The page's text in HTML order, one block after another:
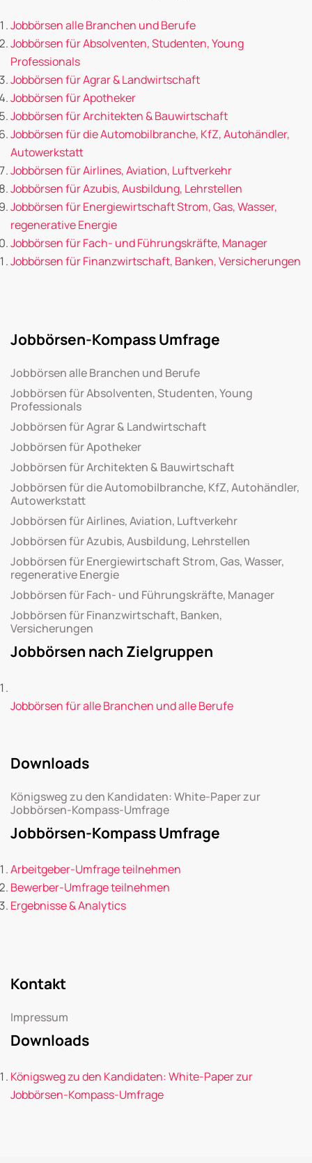
Jobbörsen alle Branchen und Berufe
Jobbörsen für Absolventen, Studenten, Young
Professionals
Jobbörsen für Agrar & Landwirtschaft
Jobbörsen für Apotheker
Jobbörsen für Architekten & Bauwirtschaft
Jobbörsen für die Automobilbranche, KfZ, Autohändler,
Autowerkstatt
Jobbörsen für Airlines, Aviation, Luftverkehr
Jobbörsen für Azubis, Ausbildung, Lehrstellen
Jobbörsen für Energiewirtschaft Strom, Gas, Wasser,
regenerative Energie
Jobbörsen für Fach- und Führungskräfte, Manager
Jobbörsen für Finanzwirtschaft, Banken, Versicherungen
Jobbörsen-Kompass Umfrage
Jobbörsen alle Branchen und Berufe
Jobbörsen für Absolventen, Studenten, Young
Professionals
Jobbörsen für Agrar & Landwirtschaft
Jobbörsen für Apotheker
Jobbörsen für Architekten & Bauwirtschaft
Jobbörsen für die Automobilbranche, KfZ, Autohändler,
Autowerkstatt
Jobbörsen für Airlines, Aviation, Luftverkehr
Jobbörsen für Azubis, Ausbildung, Lehrstellen
Jobbörsen für Energiewirtschaft Strom, Gas, Wasser,
regenerative Energie
Jobbörsen für Fach- und Führungskräfte, Manager
Jobbörsen für Finanzwirtschaft, Banken,
Versicherungen
Jobbörsen nach Zielgruppen
Jobbörsen für alle Branchen und alle Berufe
Downloads
Königsweg zu den Kandidaten: White-Paper zur
Jobbörsen-Kompass-Umfrage
Jobbörsen-Kompass Umfrage
Arbeitgeber-Umfrage teilnehmen
Bewerber-Umfrage teilnehmen
Ergebnisse & Analytics
Kontakt
Impressum
Downloads
Königsweg zu den Kandidaten: White-Paper zur
Jobbörsen-Kompass-Umfrage